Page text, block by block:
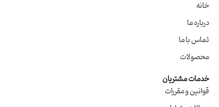
خانه
درباره ما
تماس با ما
محصولات
خدمات مشتریان
قوانین و مقررات